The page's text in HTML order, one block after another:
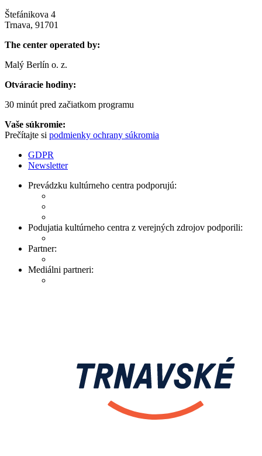
Štefánikova 4
Trnava, 91701
The center operated by:
Malý Berlín o. z.
Otváracie hodiny:
30 minút pred začiatkom programu
Vaše súkromie:
Prečítajte si podmienky ochrany súkromia
GDPR
Newsletter
Prevádzku kultúrneho centra podporujú:
Podujatia kultúrneho centra z verejných zdrojov podporili:
Partner:
Mediálni partneri: